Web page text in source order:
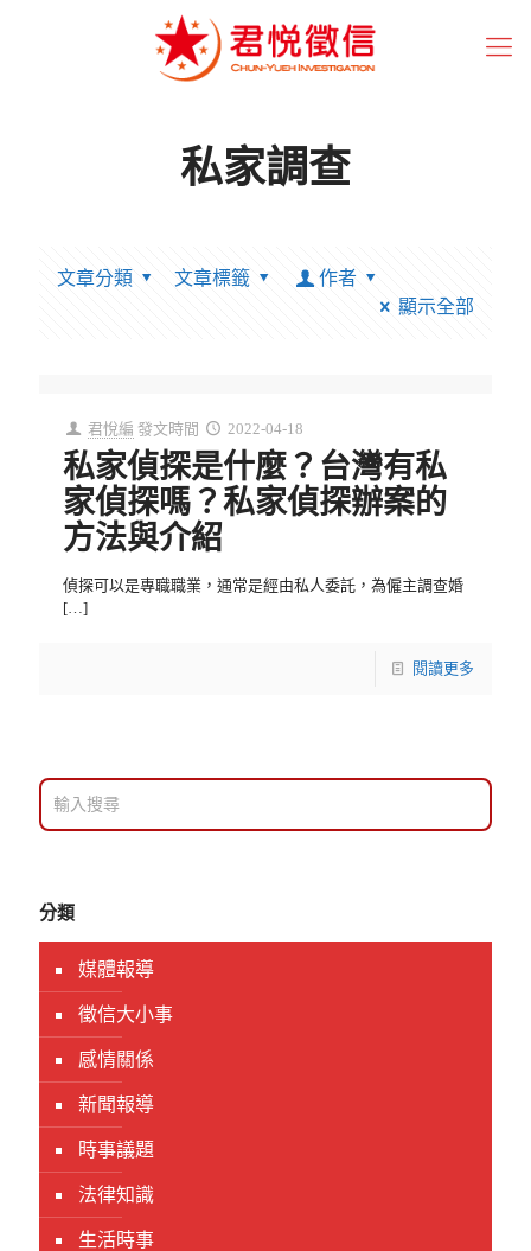
私家調查
文章分類 文章標籤
作者
顯示全部
君悅編 發文時間 2022-04-18
私家偵探是什麼？台灣有私
家偵探嗎？私家偵探辦案的
方法與介紹
偵探可以是專職職業，通常是經由私人委託，為僱主調查婚
[…]
閱讀更多
分類
媒體報導
徵信大小事
感情關係
新聞報導
時事議題
法律知識
生活時事